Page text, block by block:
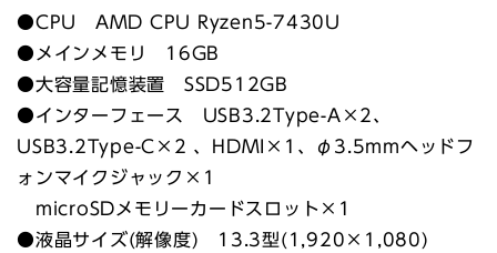
●CPU AMD CPU Ryzen5-7430U
●メインメモリ 16GB
●大容量記憶装置 SSD512GB
●インターフェース USB3.2Type-A×2、
USB3.2Type-C×2 、HDMI×1、φ3.5mmヘッドフ
ォンマイクジャック×1
microSDメモリーカードスロット×1
●液晶サイズ(解像度) 13.3型(1,920×1,080)